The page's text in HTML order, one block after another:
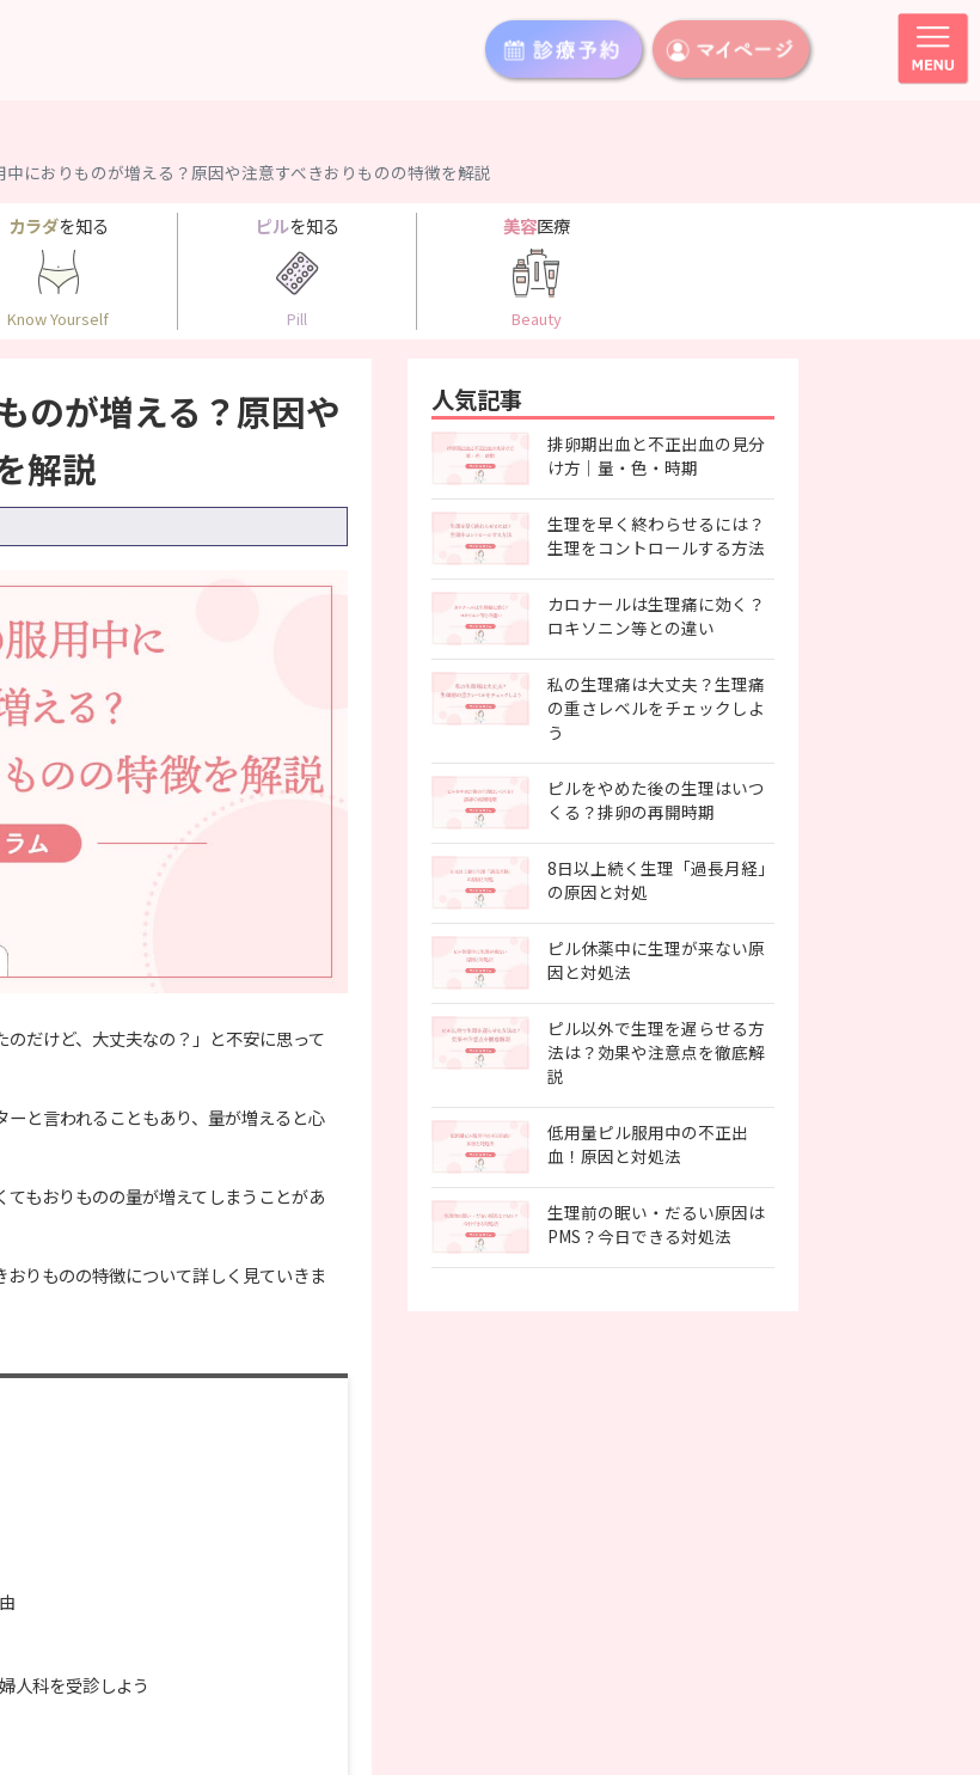
におりものが増える？原因や注意すべきおりものの特徴を解説
カラダを知る
Know Yourself
ピルを知る
Pill
美容医療
Beauty
のが増える？原因や
解説
のだけど、大丈夫なの？」と不安に思って
と言われることもあり、量が増えると心
もおりものの量が増えてしまうことがあ
りものの特徴について詳しく見ていきま
人科を受診しよう
人気記事
排卵期出血と不正出血の見分
け方｜量・色・時期
生理を早く終わらせるには？
生理をコントロールする方法
カロナールは生理痛に効く？
ロキソニン等との違い
私の生理痛は大丈夫？生理痛
の重さレベルをチェックしよ
う
ピルをやめた後の生理はいつ
くる？排卵の再開時期
8日以上続く生理「過長月経」
の原因と対処
ピル休薬中に生理が来ない原
因と対処法
ピル以外で生理を遅らせる方
法は？効果や注意点を徹底解
説
低用量ピル服用中の不正出
血！原因と対処法
生理前の眠い・だるい原因は
PMS？今日できる対処法